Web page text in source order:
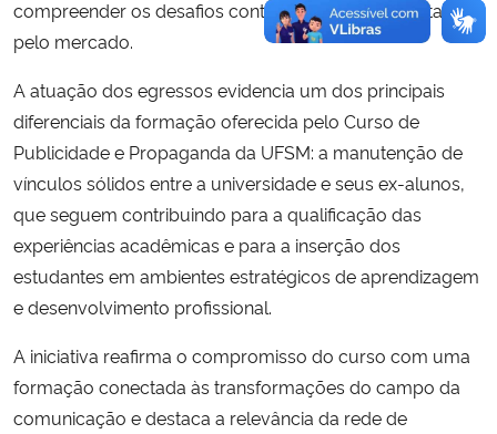
compreender os desafios contemporâneos enfrentados
pelo mercado.
A atuação dos egressos evidencia um dos principais
diferenciais da formação oferecida pelo Curso de
Publicidade e Propaganda da UFSM: a manutenção de
vínculos sólidos entre a universidade e seus ex-alunos,
que seguem contribuindo para a qualificação das
experiências acadêmicas e para a inserção dos
estudantes em ambientes estratégicos de aprendizagem
e desenvolvimento profissional.
A iniciativa reafirma o compromisso do curso com uma
formação conectada às transformações do campo da
comunicação e destaca a relevância da rede de